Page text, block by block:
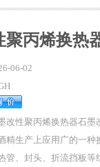
聚丙烯换热
06-02
改性聚丙烯换热器石墨
精生产上应用广的一种
管、封头、折流挡板等